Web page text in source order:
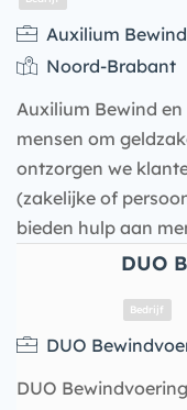
Auxilium
Noord-Brabant
Auxilium Bewind
mensen om
ontzorgen we
(zakelijke of
bieden hulp aan
DUO
DUO
DUO